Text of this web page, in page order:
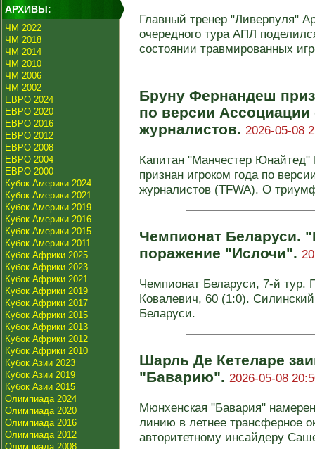
АРХИВЫ:
ЧМ 2022
ЧМ 2018
ЧМ 2014
ЧМ 2010
ЧМ 2006
ЧМ 2002
ЕВРО 2024
ЕВРО 2020
ЕВРО 2016
ЕВРО 2012
ЕВРО 2008
ЕВРО 2004
ЕВРО 2000
Кубок Америки 2024
Кубок Америки 2021
Кубок Америки 2019
Кубок Америки 2016
Кубок Америки 2015
Кубок Америки 2011
Кубок Африки 2025
Кубок Африки 2023
Кубок Африки 2021
Кубок Африки 2019
Кубок Африки 2017
Кубок Африки 2015
Кубок Африки 2013
Кубок Африки 2012
Кубок Африки 2010
Кубок Азии 2023
Кубок Азии 2019
Кубок Азии 2015
Олимпиада 2024
Олимпиада 2020
Олимпиада 2016
Олимпиада 2012
Олимпиада 2008
Главный тренер "Ливерпуля"
очередного тура АПЛ
состоянии травмированных
Бруну Фернандеш
по версии
журналистов. 2026-05-08
Капитан "Манчестер
признан игроком года по
журналистов (TFWA). О
Чемпионат Беларуси.
поражение "Ислочи".
Чемпионат Беларуси, 7-й тур.
Ковалевич, 60 (1:0).
Беларуси.
Шарль Де Кетеларе
"Баварию". 2026-05-08
Мюнхенская "Бавария"
линию в летнее трансферное
авторитетному инсайдеру